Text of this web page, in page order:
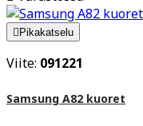
 Pikakatselu
Viite: 091221
Samsung A82 kuoret